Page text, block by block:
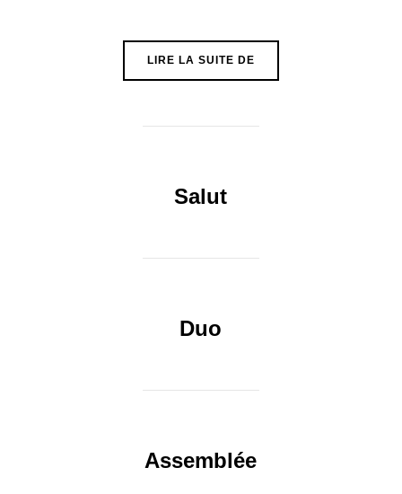
LIRE LA SUITE DE
Salut
Duo
Assemblée